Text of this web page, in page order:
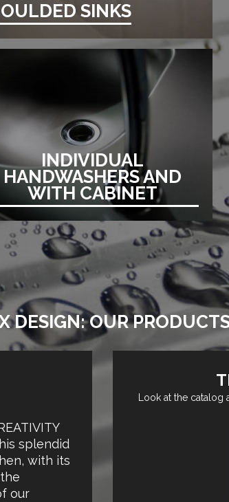
SINKS
INDIVIDUAL
HANDWASHERS AND
WITH CABINET
DESIGN: OUR
Look at the
splendid
with its
our